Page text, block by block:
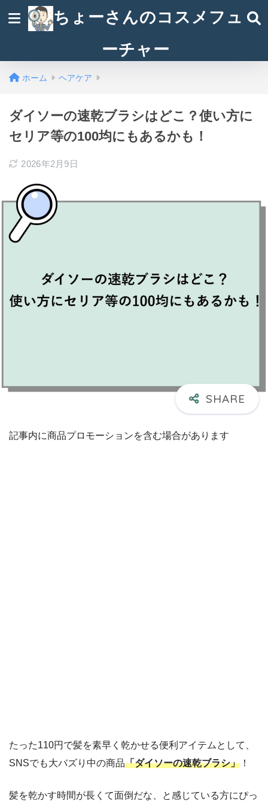
ちょーさんのコスメフュ
ーチャー
ホーム ヘアケア
ダイソーの速乾ブラシはどこ？使い方に
セリア等の100均にもあるかも！
2026年2月9日
記事内に商品プロモーションを含む場合があります
たった110円で髪を素早く乾かせる便利アイテムとして、
SNSでも大バズり中の商品「ダイソーの速乾ブラシ」 ！
髪を乾かす時間が長くて面倒だな、と感じている方にぴっ